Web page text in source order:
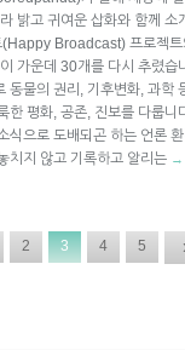
밝고 귀여운 삽화와 함께 소
(Happy Broadcast) 프로젝
가운데 30개를 다시 추렸습
동물의 권리, 기후변화, 과학
한 평화, 공존, 진보를 다룹니
식으로 도배되곤 하는 언론
치지 않고 기록하고 알리는 →
2 3 4 5